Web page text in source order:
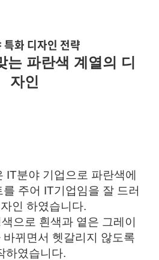
특화 디자인 전략
는 파란색 계열의 디
자인
IT분야 기업으로 파란색에
주어 IT기업임을 잘 드러
인 하였습니다.
으로 흰색과 옅은 그레이
바뀌면서 헷갈리지 않도록
하였습니다.